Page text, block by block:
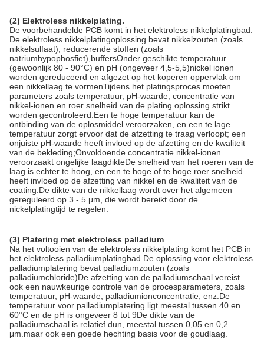
(2) Elektroless nikkelplating.
De voorbehandelde PCB komt in het elektroless nikkelplatingbad.
De elektroless nikkelplatingoplossing bevat nikkelzouten (zoals
nikkelsulfaat), reducerende stoffen (zoals
natriumhypophosfiet),buffersOnder geschikte temperatuur
(gewoonlijk 80 - 90°C) en pH (ongeveer 4,5-5,5)nickel ionen
worden gereduceerd en afgezet op het koperen oppervlak om
een nikkellaag te vormenTijdens het platingsproces moeten
parameters zoals temperatuur, pH-waarde, concentratie van
nikkel-ionen en roer snelheid van de plating oplossing strikt
worden gecontroleerd.Een te hoge temperatuur kan de
ontbinding van de oplosmiddel veroorzaken, en een te lage
temperatuur zorgt ervoor dat de afzetting te traag verloopt; een
onjuiste pH-waarde heeft invloed op de afzetting en de kwaliteit
van de bekleding;Onvoldoende concentratie nikkel-ionen
veroorzaakt ongelijke laagdikteDe snelheid van het roeren van de
laag is echter te hoog, en een te hoge of te hoge roer snelheid
heeft invloed op de afzetting van nikkel en de kwaliteit van de
coating.De dikte van de nikkellaag wordt over het algemeen
gereguleerd op 3 - 5 μm, die wordt bereikt door de
nickelplatingtijd te regelen.
(3) Platering met elektroless palladium
Na het voltooien van de elektroless nikkelplating komt het PCB in
het elektroless palladiumplatingbad.De oplossing voor elektroless
palladiumplatering bevat palladiumzouten (zoals
palladiumchloride)De afzetting van de palladiumschaal vereist
ook een nauwkeurige controle van de procesparameters, zoals
temperatuur, pH-waarde, palladiumionconcentratie, enz.De
temperatuur voor palladiumplatering ligt meestal tussen 40 en
60°C en de pH is ongeveer 8 tot 9De dikte van de
palladiumschaal is relatief dun, meestal tussen 0,05 en 0,2
μm.maar ook een goede hechting basis voor de goudlaag.